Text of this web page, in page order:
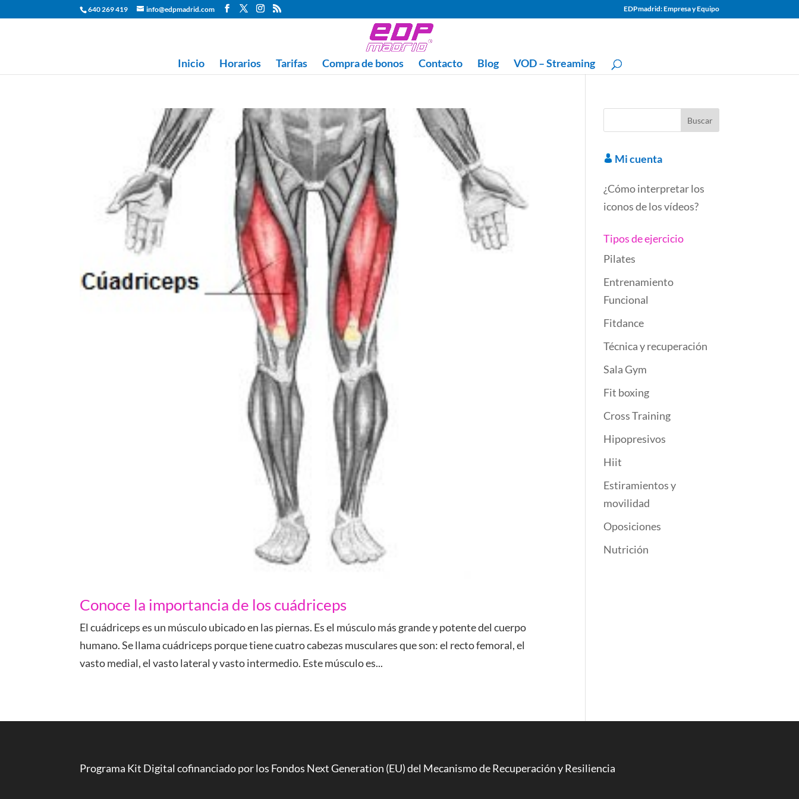
640 269 419 info@edpmadrid.com EDPmadrid: Empresa y Equipo
Inicio Horarios Tarifas Compra de bonos Contacto Blog VOD – Streaming
Conoce la importancia de los cuádriceps
El cuádriceps es un músculo ubicado en las piernas. Es el músculo más grande y potente del cuerpo
humano. Se llama cuádriceps porque tiene cuatro cabezas musculares que son: el recto femoral, el
vasto medial, el vasto lateral y vasto intermedio. Este músculo es...
Mi cuenta
¿Cómo interpretar los
iconos de los vídeos?
Tipos de ejercicio
Pilates
Entrenamiento
Funcional
Fitdance
Técnica y recuperación
Sala Gym
Fit boxing
Cross Training
Hipopresivos
Hiit
Estiramientos y
movilidad
Oposiciones
Nutrición
Programa Kit Digital cofinanciado por los Fondos Next Generation (EU) del Mecanismo de Recuperación y Resiliencia